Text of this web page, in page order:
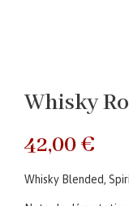
Whisky
42,00€
Whisky Blended,